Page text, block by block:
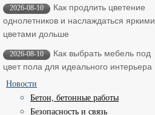
2026-08-10
Как продлить цветение
однолетников и наслаждаться яркими
цветами дольше
2026-08-10
Как выбрать мебель под
цвет пола для идеального интерьера
Новости
Бетон, бетонные работы
Безопасность и связь